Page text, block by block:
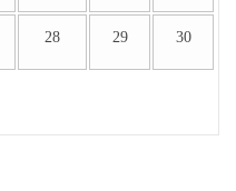
28 29 30